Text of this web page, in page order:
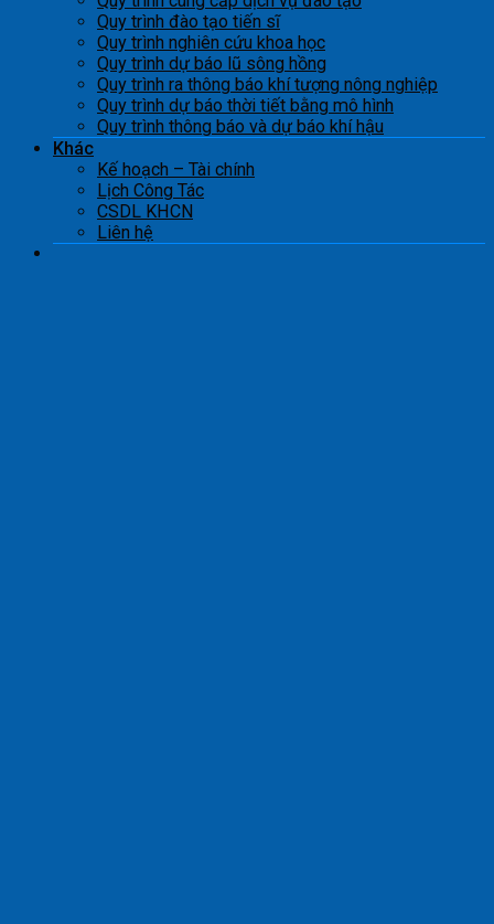
Quy trình đào tạo tiến sĩ
Quy trình nghiên cứu khoa học
Quy trình dự báo lũ sông hồng
Quy trình ra thông báo khí tượng nông nghiệp
Quy trình dự báo thời tiết bằng mô hình
Quy trình thông báo và dự báo khí hậu
Khác
Kế hoạch – Tài chính
Lịch Công Tác
CSDL KHCN
Liên hệ